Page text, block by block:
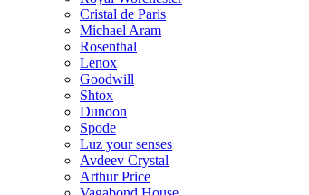
Cristal de Paris
Michael Aram
Rosenthal
Lenox
Goodwill
Shtox
Dunoon
Spode
Luz your senses
Avdeev Crystal
Arthur Price